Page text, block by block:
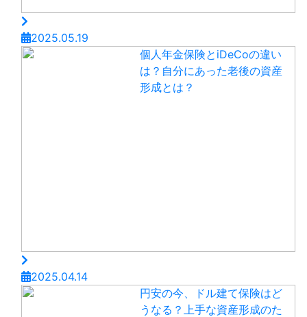
2025.05.19
個人年金保険とiDeCoの違い
は？自分にあった老後の資産
形成とは？
2025.04.14
円安の今、ドル建て保険はど
うなる？上手な資産形成のた